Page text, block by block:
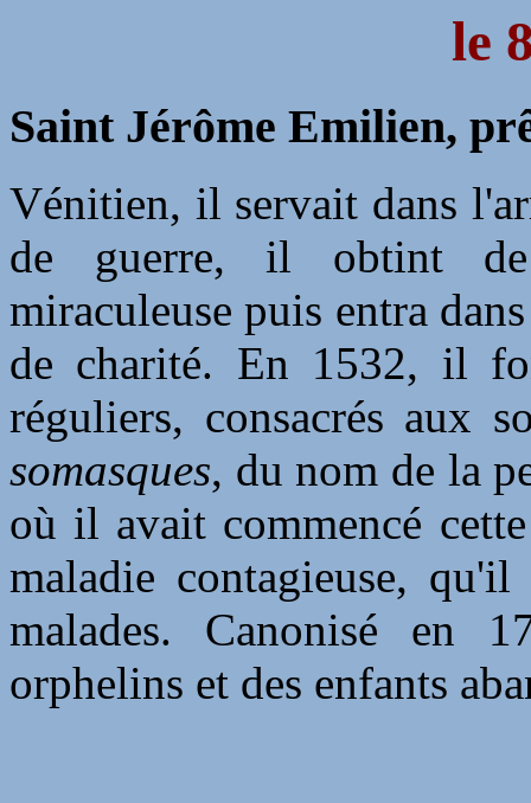
le
Saint Jérôme Emilien,
Vénitien, il servait dans
de guerre, il obtint
miraculeuse puis entra
de charité. En 1532, il
réguliers, consacrés aux
somasques, du nom de la
où il avait commencé
maladie contagieuse,
malades. Canonisé en
orphelins et des enfants